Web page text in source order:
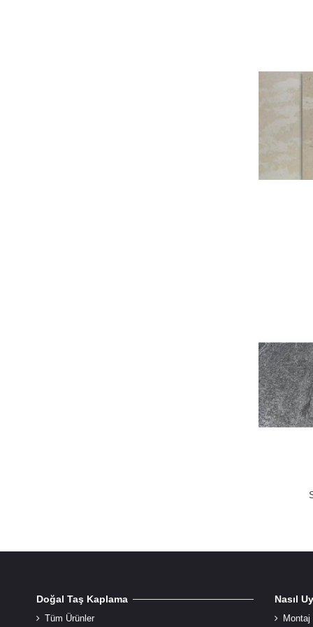
Doğal Taş Kaplama
Tüm Ürünler
Nasıl
Montaj